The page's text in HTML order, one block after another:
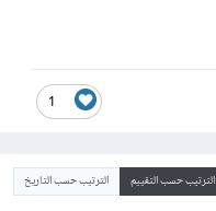
1
الترتيب حسب التقييم الترتيب حسب التاريخ